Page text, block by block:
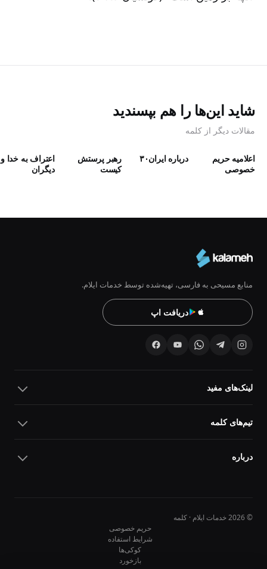
شاید این‌ها را هم بپسندید
مقالات دیگر از کلمه
اعلامیه حریم
خصوصی
درباره ایران۳۰
رهبر پرستش
كيست
اعتراف به خدا و
دیگران
منابع مسیحی به فارسی، تهیه‌شده توسط خدمات ایلام.
دریافت اپ
لینک‌های مفید
تیم‌های کلمه
درباره
© 2026 خدمات ایلام · کلمه
حریم خصوصی
شرایط استفاده
کوکی‌ها
بازخورد
10